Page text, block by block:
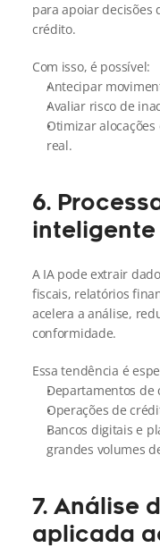
para apoiar decisões
crédito.
Com isso, é possível:
Antecipar
Avaliar risco de
Otimizar
real.
6.
A IA pode extrair
fiscais, relatórios
acelera a análise,
conformidade.
Essa tendência é
Departamentos de
Operações de
Bancos digitais e
grandes volumes
7. Análise
aplicada